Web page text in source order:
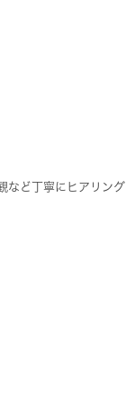
ど丁寧にヒアリン